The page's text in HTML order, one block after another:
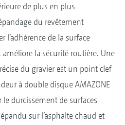
de plus en plus
du revêtement
l’adhérence de la surface
la sécurité routière. Une
du gravier est un point clef
à double disque AMAZONE
durcissement de surfaces
sur l’asphalte chaud et